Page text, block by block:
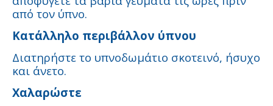
από τον ύπνο.
Κατάλληλο περιβάλλον ύπνου
Διατηρήστε το υπνοδωμάτιο σκοτεινό, ήσυχο
και άνετο.
Χαλαρώστε